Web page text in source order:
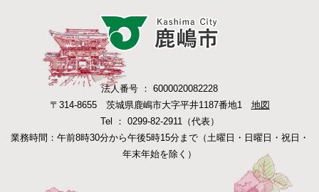
法人番号 ： 6000020082228
〒314-8655 茨城県鹿嶋市大字平井1187番地1 地図
Tel ： 0299-82-2911（代表）
業務時間：午前8時30分から午後5時15分まで（土曜日・日曜日・祝日・
年末年始を除く）